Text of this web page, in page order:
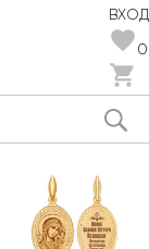
ВХОД
0